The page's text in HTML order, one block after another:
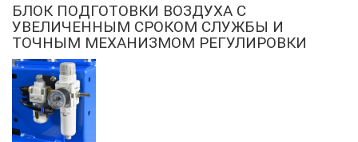
БЛОК ПОДГОТОВКИ ВОЗДУХА С
УВЕЛИЧЕННЫМ СРОКОМ СЛУЖБЫ И
ТОЧНЫМ МЕХАНИЗМОМ РЕГУЛИРОВКИ